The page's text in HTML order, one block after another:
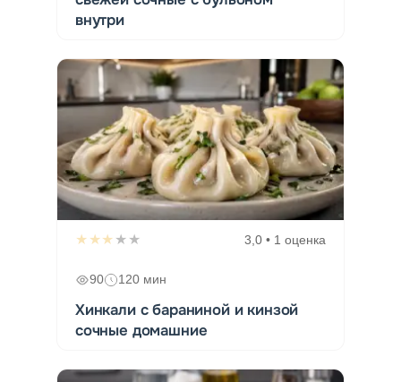
внутри
★★★★★ 3,0 • 1 оценка
90 120 мин
Хинкали с бараниной и кинзой
сочные домашние